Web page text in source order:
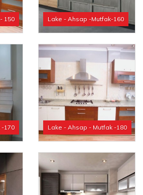
150 Lake - Ahsap -Mutfak-160
-170 Lake - Ahsap - Mutfak -180